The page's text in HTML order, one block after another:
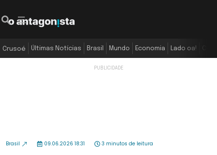
Crusoé Últimas Notícias Brasil Mundo Economia Lado oa!
Brasil 09.06.2026 18:31 3 minutos de leitura